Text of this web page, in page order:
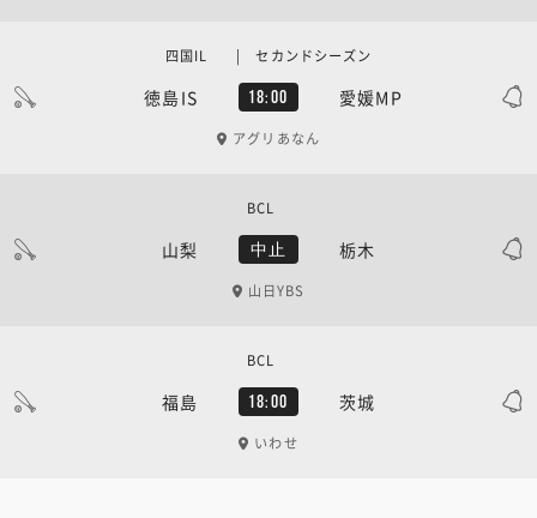
徳島IS 18:00 愛媛MP
四国IL | セカンドシーズン
アグリあなん
山梨 中止 栃木
BCL
山日YBS
福島 18:00 茨城
BCL
いわせ